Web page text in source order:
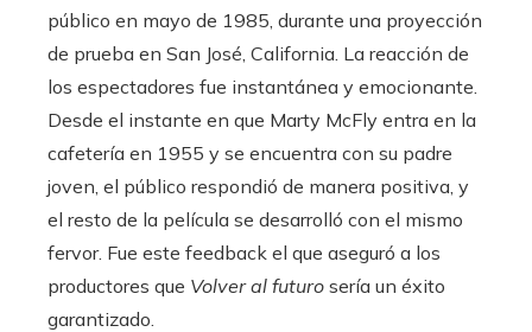
público en mayo de 1985, durante una proyección
de prueba en San José, California. La reacción de
los espectadores fue instantánea y emocionante.
Desde el instante en que Marty McFly entra en la
cafetería en 1955 y se encuentra con su padre
joven, el público respondió de manera positiva, y
el resto de la película se desarrolló con el mismo
fervor. Fue este feedback el que aseguró a los
productores que Volver al futuro sería un éxito
garantizado.